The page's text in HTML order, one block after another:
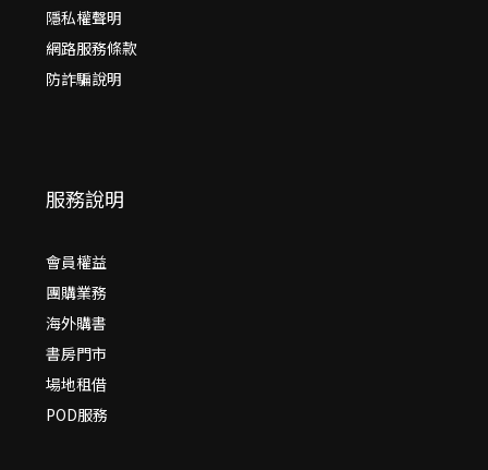
隱私權聲明
網路服務條款
防詐騙說明
服務說明
會員權益
團購業務
海外購書
書房門市
場地租借
POD服務